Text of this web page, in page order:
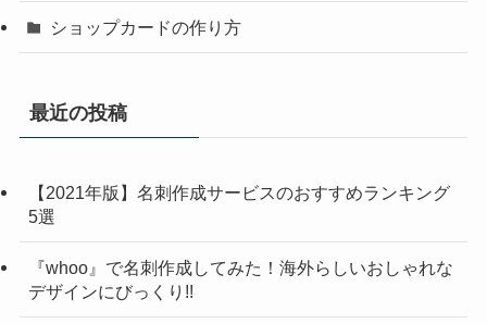
ショップカードの作り方
最近の投稿
【2021年版】名刺作成サービスのおすすめランキング
5選
『whoo』で名刺作成してみた！海外らしいおしゃれな
デザインにびっくり!!